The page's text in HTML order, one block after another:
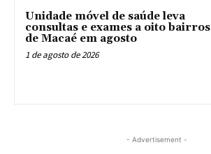
Unidade móvel de saúde leva
consultas e exames a oito bairros
de Macaé em agosto
1 de agosto de 2026
- Advertisement -